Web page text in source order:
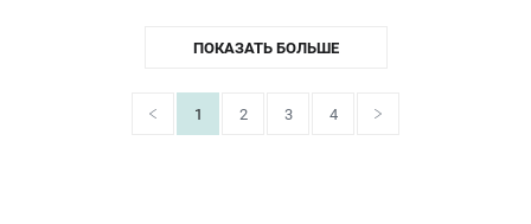
1 2 3 4
ПОКАЗАТЬ БОЛЬШЕ